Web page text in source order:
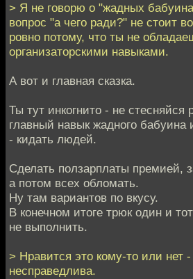
> Я не говорю о "жадных
вопрос "а чего ради?" не стоит
ровно потому, что ты не
организаторскими навыками.
А вот и главная сказка.
Ты тут инкогнито - не стесняйся
главный навык жадного бабуина
- кидать людей.
Сделать ползарплаты премией,
а потом всех обломать.
Ну там вариантов по вкусу.
В конечном итоге трюк один и
не выполнить.
> Нравится это кому-то или нет
несправедлива.